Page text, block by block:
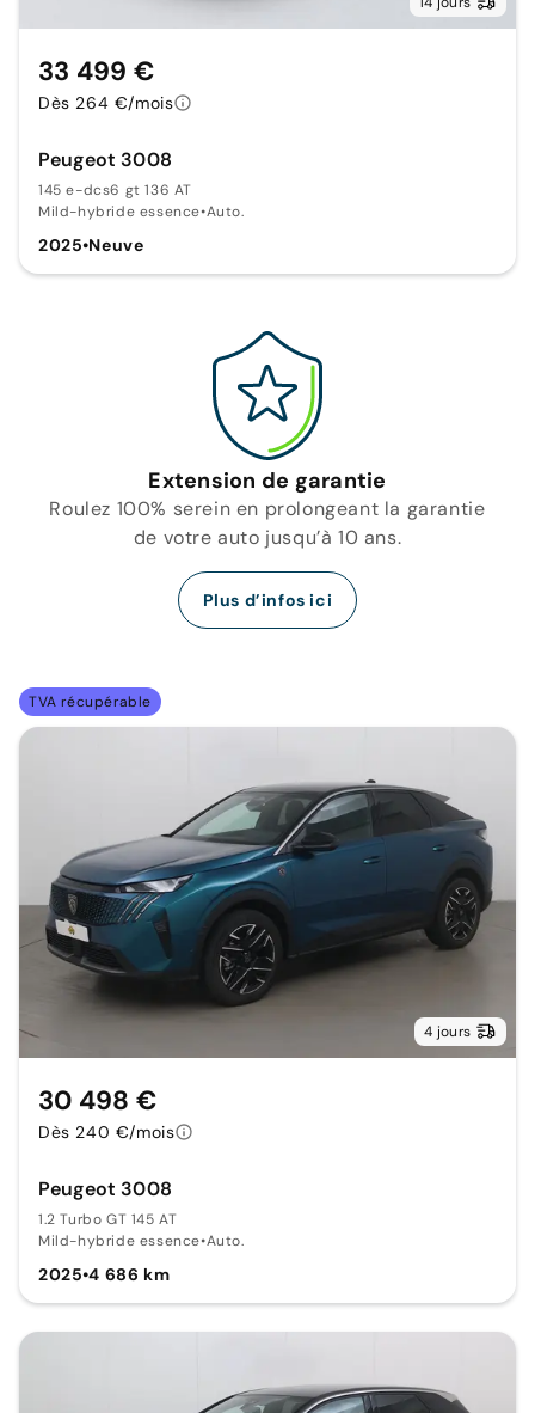
Peugeot 3008
145 e-dcs6 gt 136 AT
Mild-hybride essence•Auto.
2025•Neuve
33 499 €
Dès 264 €/mois
Extension de garantie
Roulez 100% serein en prolongeant la garantie
de votre auto jusqu’à 10 ans.
Plus d’infos ici
TVA récupérable
4 jours
Peugeot 3008
1.2 Turbo GT 145 AT
Mild-hybride essence•Auto.
2025•4 686 km
30 498 €
Dès 240 €/mois